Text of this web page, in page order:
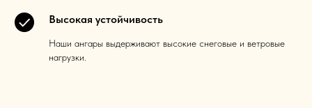
Высокая устойчивость
Наши ангары выдерживают высокие снеговые и ветровые
нагрузки.